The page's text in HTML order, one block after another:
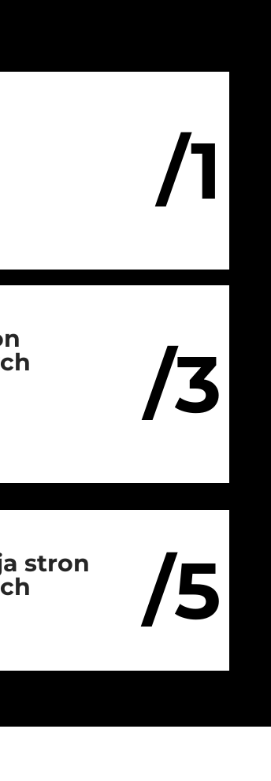
/1
/3
/5
stron